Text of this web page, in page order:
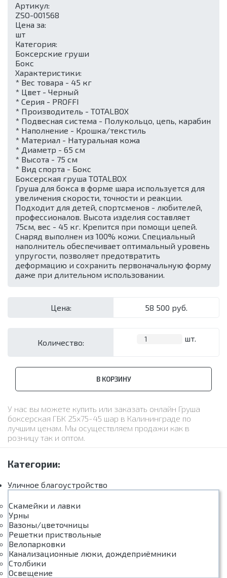
Артикул:
ZSO-001568
Цена за:
шт
Категория:
Боксерские груши
Бокс
Характеристики:
* Вес товара - 45 кг
* Цвет - Черный
* Серия - PROFFI
* Производитель - TOTALBOX
* Подвесная система - Полукольцо, цепь, карабин
* Наполнение - Крошка/текстиль
* Материал - Натуральная кожа
* Диаметр - 65 см
* Высота - 75 см
* Вид спорта - Бокс
Боксерская груша TOTALBOX
Груша для бокса в форме шара используется для
увеличения скорости, точности и реакции.
Подходит для детей, спортсменов - любителей,
профессионалов. Высота изделия составляет
75см, вес - 45 кг. Крепится при помощи цепей.
Снаряд выполнен из 100% кожи. Специальный
наполнитель обеспечивает оптимальный уровень
упругости, позволяет предотвратить
деформацию и сохранить первоначальную форму
даже при длительном использовании.
Цена: 58 500 руб.
Количество: шт.
В КОРЗИНУ
У нас вы можете купить или заказать онлайн Груша
боксерская ГБК 25х75-45 шар в Калининграде по
лучшим ценам. Мы осуществляем продажи как в
розницу так и оптом.
Категории:
Уличное благоустройство
Скамейки и лавки
Урны
Вазоны/цветочницы
Решетки приствольные
Велопарковки
Канализационные люки, дождеприёмники
Столбики
Освещение